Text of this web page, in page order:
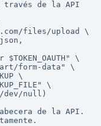
de la API
de la API.